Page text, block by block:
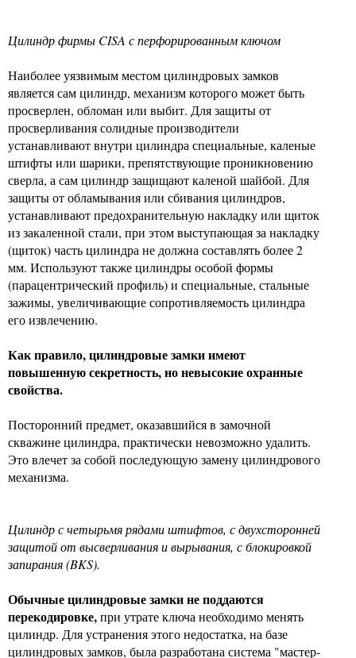
Цилиндр фирмы CISA с перфорированным ключом
Наиболее уязвимым местом цилиндровых замков
является сам цилиндр, механизм которого может быть
просверлен, обломан или выбит. Для защиты от
просверливания солидные производители
устанавливают внутри цилиндра специальные, каленые
штифты или шарики, препятствующие проникновению
сверла, а сам цилиндр защищают каленой шайбой. Для
защиты от обламывания или сбивания цилиндров,
устанавливают предохранительную накладку или щиток
из закаленной стали, при этом выступающая за накладку
(щиток) часть цилиндра не должна составлять более 2
мм. Используют также цилиндры особой формы
(парацентрический профиль) и специальные, стальные
зажимы, увеличивающие сопротивляемость цилиндра
его извлечению.
Как правило, цилиндровые замки имеют
повышенную секретность, но невысокие охранные
свойства.
Посторонний предмет, оказавшийся в замочной
скважине цилиндра, практически невозможно удалить.
Это влечет за собой последующую замену цилиндрового
механизма.
Цилиндр с четырьмя рядами штифтов, с двухсторонней
защитой от высверливания и вырывания, с блокировкой
запирания (BKS).
Обычные цилиндровые замки не поддаются
перекодировке,при утрате ключа необходимо менять
цилиндр. Для устранения этого недостатка, на базе
цилиндровых замков, была разработана система "мастер-